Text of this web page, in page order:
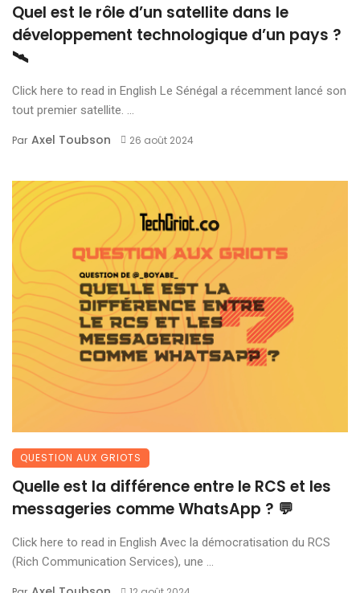
Quel est le rôle d’un satellite dans le
développement technologique d’un pays ?
🛰️
Click here to read in English Le Sénégal a récemment lancé son
tout premier satellite. ...
Par Axel Toubson 26 août 2024
QUESTION AUX GRIOTS
Quelle est la différence entre le RCS et les
messageries comme WhatsApp ? 💬
Click here to read in English Avec la démocratisation du RCS
(Rich Communication Services), une ...